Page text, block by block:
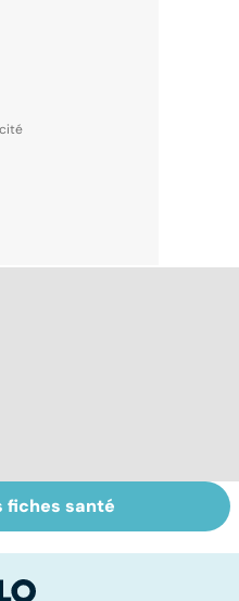
Muscler ses
abdos pour
ventre plat
fiches santé